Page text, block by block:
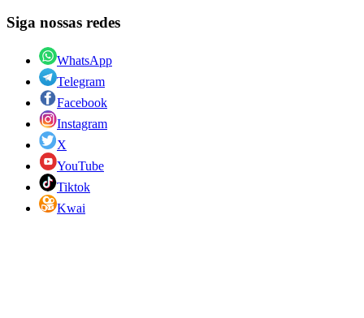
Siga nossas redes
WhatsApp
Telegram
Facebook
Instagram
X
YouTube
Tiktok
Kwai